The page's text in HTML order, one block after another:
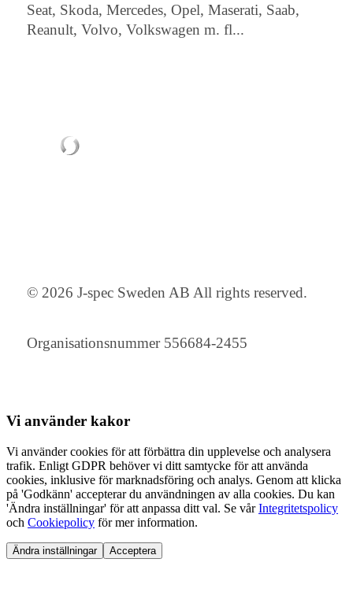
Seat, Skoda, Mercedes, Opel, Maserati, Saab,
Reanult, Volvo, Volkswagen m. fl...
© 2026 J-spec Sweden AB All rights reserved.
Organisationsnummer 556684-2455
Vi använder kakor
Vi använder cookies för att förbättra din upplevelse och analysera
trafik. Enligt GDPR behöver vi ditt samtycke för att använda
cookies, inklusive för marknadsföring och analys. Genom att klicka
på 'Godkänn' accepterar du användningen av alla cookies. Du kan
'Ändra inställningar' för att anpassa ditt val. Se vårIntegritetspolicy
och Cookiepolicy för mer information.
Ändra inställningar Acceptera